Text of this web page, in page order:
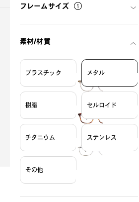
フレームサイズ
素材/材質
プラスチック メタル
樹脂 セルロイド
チタニウム ステンレス
その他
?
+¥0
0120-900-
受付時間 10:00 -
携帯電話・PHSからもご利用
よくある質問はこちら
OWNDAYS公式アカ
COPYRIGHT (C) OWNDAYS